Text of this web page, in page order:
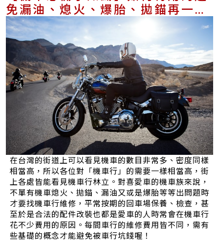
免漏油、熄火、爆胎、拋錨再一次
發生？
在台灣的街道上可以看見機車的數目非常多、密度同樣
相當高，所以各位對「機車行」的需要一樣相當高，街
上各處皆能看見機車行林立。對喜愛車的機車族來說，
不單有機車熄火、拋錨、漏油又或是爆胎等等出問題時
才要找機車行維修，平常按期的回車場保養、檢查，甚
至於是合法的配件改裝也都是愛車的人時常會在機車行
花不少費用的原因。每間車行的維修費用皆不同，需有
些基礎的概念才能避免被車行坑錢喔！